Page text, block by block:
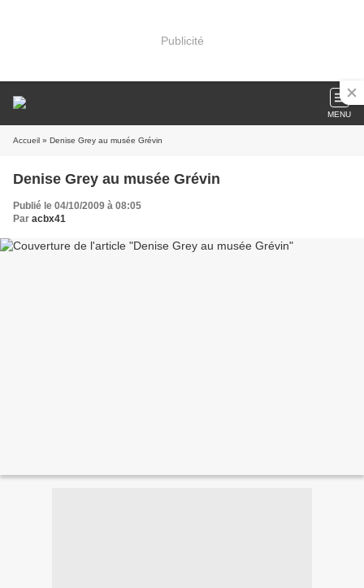
Publicité
MENU
Accueil » Denise Grey au musée Grévin
Denise Grey au musée Grévin
Publié le 04/10/2009 à 08:05
Par acbx41